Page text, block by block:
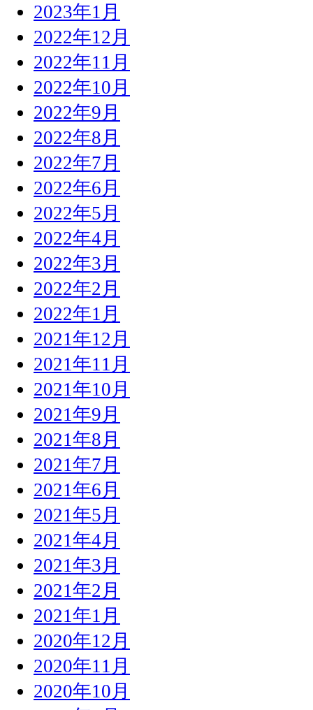
2023年1月
2022年12月
2022年11月
2022年10月
2022年9月
2022年8月
2022年7月
2022年6月
2022年5月
2022年4月
2022年3月
2022年2月
2022年1月
2021年12月
2021年11月
2021年10月
2021年9月
2021年8月
2021年7月
2021年6月
2021年5月
2021年4月
2021年3月
2021年2月
2021年1月
2020年12月
2020年11月
2020年10月